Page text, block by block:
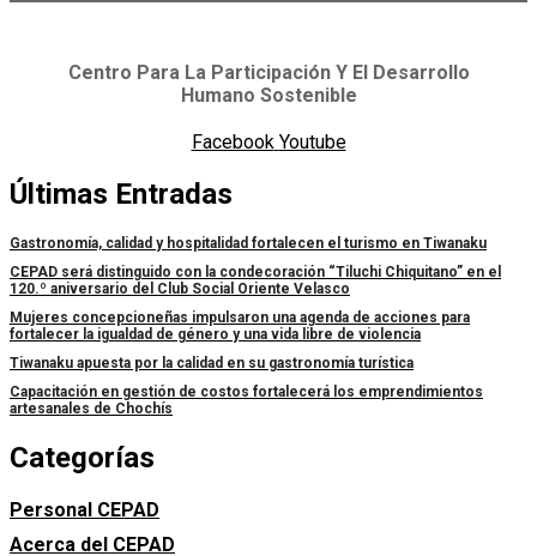
Centro Para La Participación Y El Desarrollo
Humano Sostenible
Facebook Youtube
Últimas Entradas
Gastronomía, calidad y hospitalidad fortalecen el turismo en Tiwanaku
CEPAD será distinguido con la condecoración “Tiluchi Chiquitano” en el
120.º aniversario del Club Social Oriente Velasco
Mujeres concepcioneñas impulsaron una agenda de acciones para
fortalecer la igualdad de género y una vida libre de violencia
Tiwanaku apuesta por la calidad en su gastronomía turística
Capacitación en gestión de costos fortalecerá los emprendimientos
artesanales de Chochís
Categorías
Personal CEPAD
Acerca del CEPAD